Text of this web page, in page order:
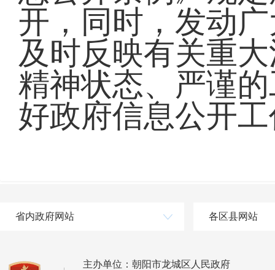
开，同时，发动
及时反映有关重
精神状态、严谨
好政府信息公开
省内政府网站 各区县网站
主办单位：朝阳市龙城区人民政府